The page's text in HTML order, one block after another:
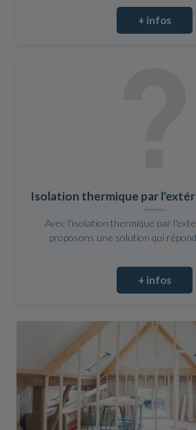
+ infos
Isolation thermique par
Avec l'isolation thermique par
proposons une solution qui
+ infos